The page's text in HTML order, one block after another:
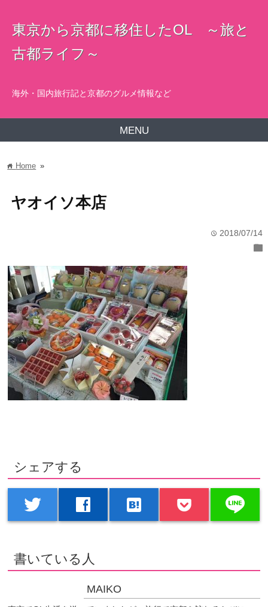
東京から京都に移住したOL ～旅と
古都ライフ～
海外・国内旅行記と京都のグルメ情報など
MENU
home Home »
ヤオイソ本店
time 2018/07/14
folder
シェアする
twitter facebook hatenabookmark line
書いている人
MAIKO